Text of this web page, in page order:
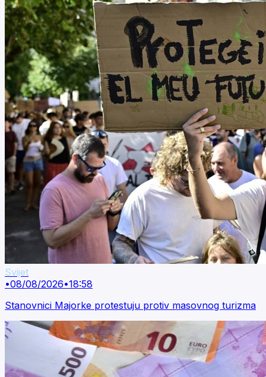
Svijet
•08/08/2026•18:58
Stanovnici Majorke protestuju protiv masovnog turizma